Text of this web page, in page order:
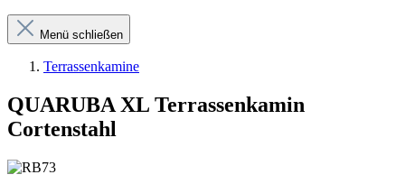
Menü schließen
Terrassenkamine
QUARUBA XL Terrassenkamin
Cortenstahl